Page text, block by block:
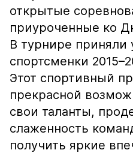
открытые
приуроченные ко
В турнире приняли
спортсменки
Этот спортивный
прекрасной
свои таланты,
слаженность
получить яркие